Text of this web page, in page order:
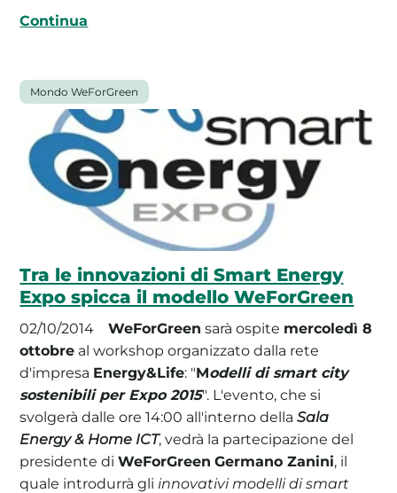
Continua
Mondo WeForGreen
Tra le innovazioni di Smart Energy
Expo spicca il modello WeForGreen
02/10/2014 WeForGreen sarà ospite mercoledì 8
ottobre al workshop organizzato dalla rete
d'impresa Energy&Life: "Modelli di smart city
sostenibili per Expo 2015". L'evento, che si
svolgerà dalle ore 14:00 all'interno dellaSala
Energy & Home ICT, vedrà la partecipazione del
presidente diWeForGreen Germano Zanini, il
quale introdurrà gli innovativi modelli di smart